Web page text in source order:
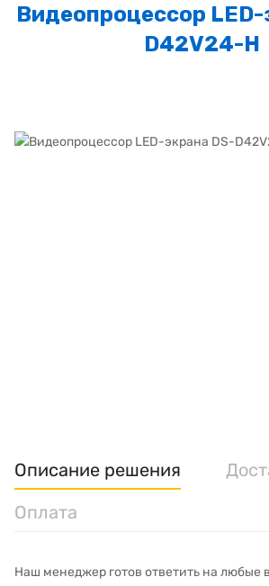
Видеопроцессор LED-
D42V24-H
Описание решения
Оплата
Наш менеджер готов ответить на любые